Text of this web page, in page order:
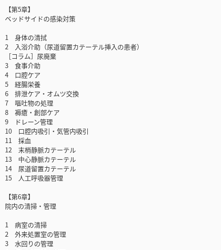
【第5章】
ベッドサイドの感染対策
1 身体の清拭
2 入浴介助（尿道留置カテーテル挿入の患者）
［コラム］尿廃棄
3 食事介助
4 口腔ケア
5 経腸栄養
6 排泄ケア・オムツ交換
7 嘔吐物の処理
8 褥瘡・創部ケア
9 ドレーン管理
10 口腔内吸引・気管内吸引
11 採血
12 末梢静脈カテーテル
13 中心静脈カテーテル
14 尿道留置カテーテル
15 人工呼吸器管理
【第6章】
院内の清掃・管理
1 病室の清掃
2 外来処置室の管理
3 水回りの管理